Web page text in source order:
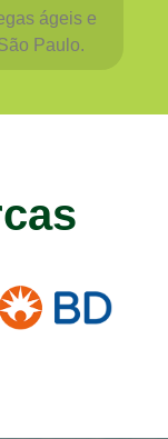
ágeis e
Paulo.